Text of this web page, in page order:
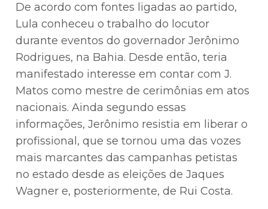
De acordo com fontes ligadas ao partido,
Lula conheceu o trabalho do locutor
durante eventos do governador Jerônimo
Rodrigues, na Bahia. Desde então, teria
manifestado interesse em contar com J.
Matos como mestre de cerimônias em atos
nacionais. Ainda segundo essas
informações, Jerônimo resistia em liberar o
profissional, que se tornou uma das vozes
mais marcantes das campanhas petistas
no estado desde as eleições de Jaques
Wagner e, posteriormente, de Rui Costa.